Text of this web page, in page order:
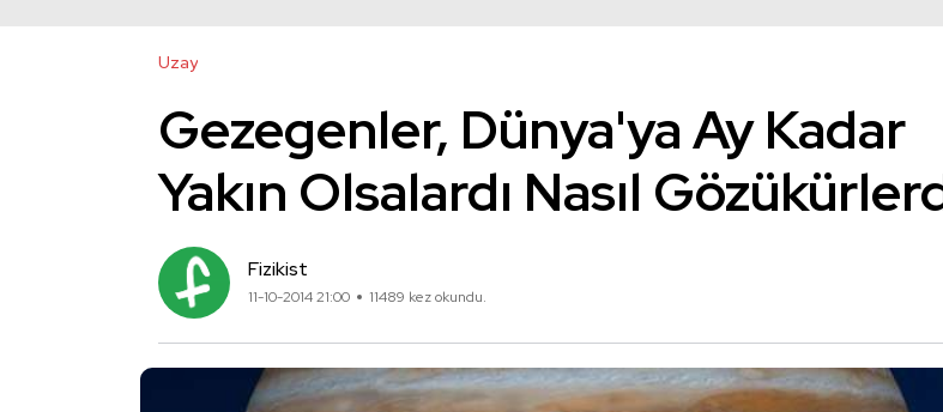
Uzay
Gezegenler, Dünya'ya Ay Kadar
Yakın Olsalardı Nasıl
Fizikist
11-10-2014 21:00 11489 kez okundu.